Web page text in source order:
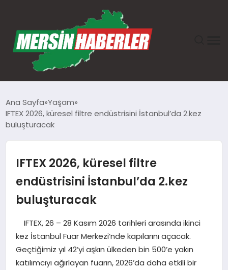
GÜNDEM
TEKNOLOJI
SPOR
YAŞAM
Ana Sayfa Yaşam
IFTEX 2026, küresel filtre endüstrisini İstanbul’da 2.kez
buluşturacak
IFTEX 2026, küresel filtre
endüstrisini İstanbul’da 2.kez
buluşturacak
IFTEX, 26 – 28 Kasım 2026 tarihleri arasında ikinci
kez İstanbul Fuar Merkezi’nde kapılarını açacak.
Geçtiğimiz yıl 42’yi aşkın ülkeden bin 500’e yakın
katılımcıyı ağırlayan fuarın, 2026’da daha etkili bir